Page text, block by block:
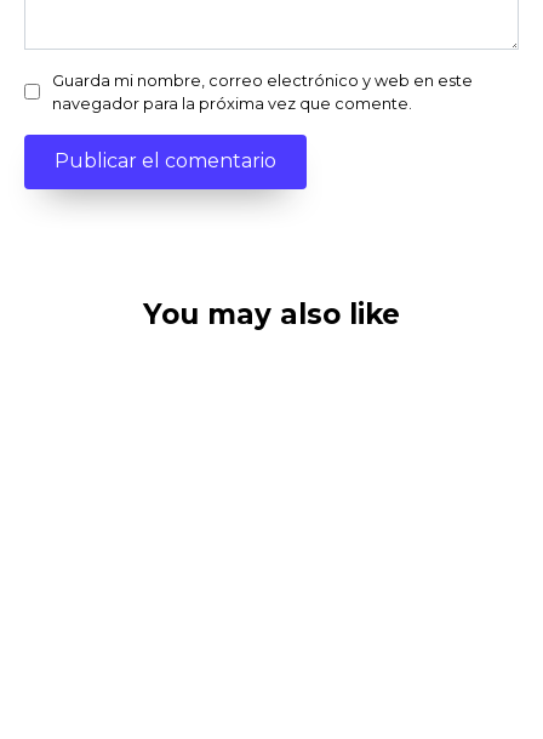
Guarda mi nombre, correo electrónico y web en este
navegador para la próxima vez que comente.
You may also like